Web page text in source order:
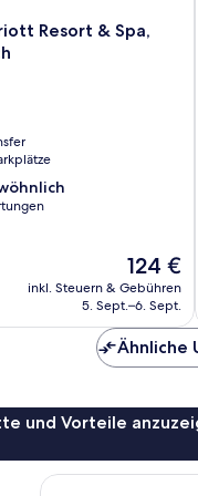
Resort & Spa,
Der
Preis
beträgt
124 €
inkl. Steuern & Gebühren
5. Sept.–6. Sept.
Ähnliche
und Vorteile